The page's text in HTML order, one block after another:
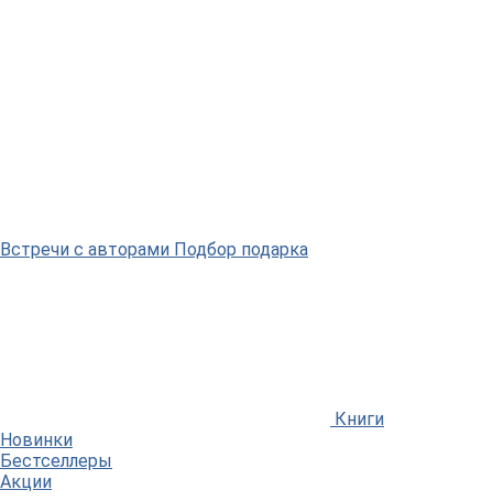
Встречи с авторами Подбор подарка
Книги
Новинки
Бестселлеры
Акции